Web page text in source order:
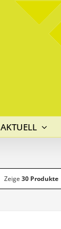
AKTUELL
Zeige 30 Produkte